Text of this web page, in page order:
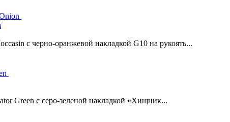
с черно-оранжевой накладкой G10 на рукоять...
Green с серо-зеленой накладкой «Хищник...